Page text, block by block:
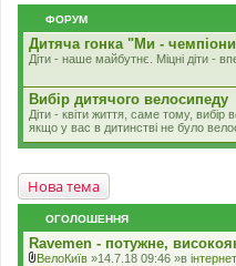
ФОРУМ
Дитяча гонка "Ми -
Діти - наше майбутнє. Міцні діти -
Вибір дитячого велосипеду
Діти - квіти життя, саме тому,
якщо у вас в дитинстві не було
Нова тема
ОГОЛОШЕННЯ
Ravemen - потужне,
ВелоКиїв »14.7.18 09:46 »в